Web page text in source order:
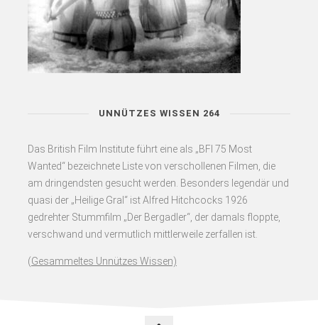
UNNÜTZES WISSEN 264
Das British Film Institute führt eine als „BFI 75 Most
Wanted“ bezeichnete Liste von verschollenen Filmen, die
am dringendsten gesucht werden. Besonders legendär und
quasi der „Heilige Gral“ ist Alfred Hitchcocks 1926
gedrehter Stummfilm „Der Bergadler“, der damals floppte,
verschwand und vermutlich mittlerweile zerfallen ist.
(Gesammeltes Unnützes Wissen)